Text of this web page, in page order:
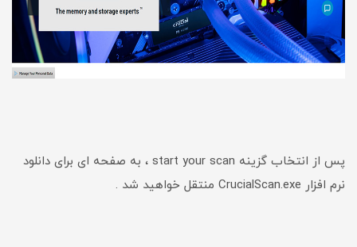
پس از انتخاب گزینه start your scan ، به صفحه ای برای دانلود
نرم افزار CrucialScan.exe منتقل خواهید شد .